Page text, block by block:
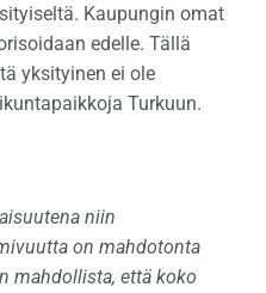
Kaupungin omat
edelle. Tällä
yksityinen ei ole
Turkuun.
niin
on mahdotonta
mahdollista, että koko